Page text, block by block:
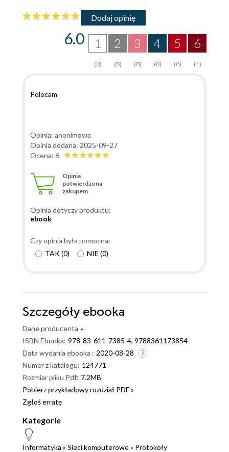
Dodaj opinię
6
(1)
5
(0)
4
(0)
3
(0)
2
(0)
1
(0)
6.0
Polecam
Opinia: anonimowa
Opinia dodana: 2025-09-27
Ocena: 6
Opinia
potwierdzona
zakupem
Opinia dotyczy produktu:
ebook
Czy opinia była pomocna:
TAK(0) NIE (0)
Szczegóły ebooka
Dane producenta »
ISBN Ebooka: 978-83-611-7385-4, 9788361173854
Data wydania ebooka : 2020-08-28
Numer z katalogu: 124771
Rozmiar pliku Pdf: 7.2MB
Pobierz przykładowy rozdział PDF »
Zgłoś erratę
Kategorie
Informatyka » Sieci komputerowe» Protokoły